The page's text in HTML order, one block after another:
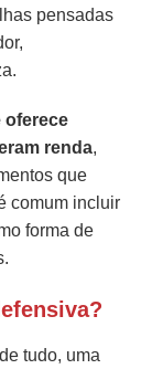
pensadas
oferece
renda,
que
comum incluir
forma de
tudo, uma